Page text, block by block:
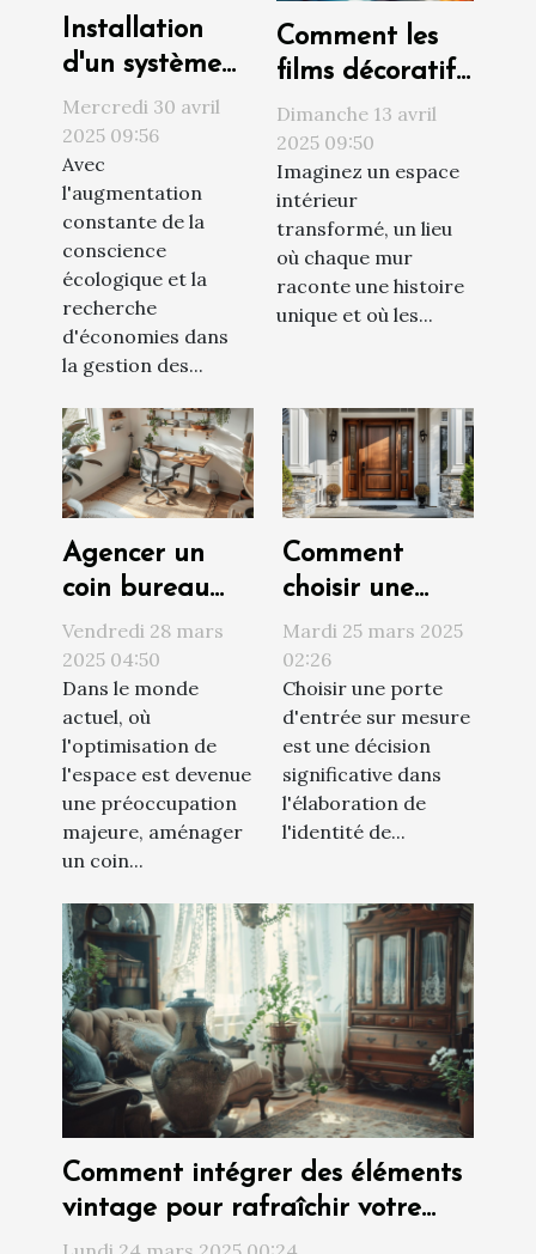
Installation
d'un système
d'arrosage
goutte à
goutte DIY
pour un jardin
économique et
écologique
Mercredi 30 avril
2025 09:56
Avec
l'augmentation
constante de la
conscience
écologique et la
recherche
d'économies dans
la gestion des...
Comment les
films décoratifs
peuvent
métamorphoser
votre intérieur
Dimanche 13 avril
2025 09:50
Imaginez un espace
intérieur
transformé, un lieu
où chaque mur
raconte une histoire
unique et où les...
Agencer un
coin bureau
dans un
espace
restreint
stratégies et
astuces
Vendredi 28 mars
2025 04:50
Dans le monde
actuel, où
l'optimisation de
l'espace est devenue
une préoccupation
majeure, aménager
un coin...
Comment
choisir une
porte d'entrée
sur mesure
pour votre
maison
Mardi 25 mars 2025
02:26
Choisir une porte
d'entrée sur mesure
est une décision
significative dans
l'élaboration de
l'identité de...
Comment intégrer des éléments
vintage pour rafraîchir votre
intérieur